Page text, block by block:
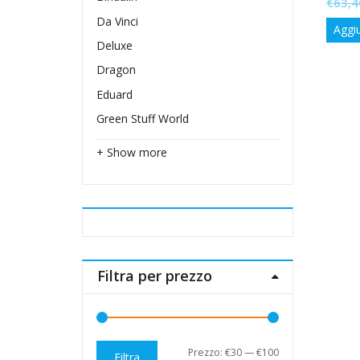
Da Vinci
Deluxe
Dragon
Eduard
Green Stuff World
+ Show more
Filtra per prezzo
Prezzo
Prezzo
Prezzo: €30—€100